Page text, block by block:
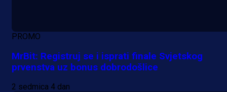
PROMO
MrBit: Registruj se i isprati finale Svjetskog
prvenstva uz bonus dobrodošlice
2 sedmica 4 dan